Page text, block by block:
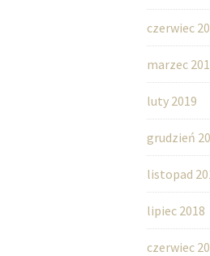
czerwiec
marzec
luty 2019
grudzień
listopad
lipiec 2018
czerwiec